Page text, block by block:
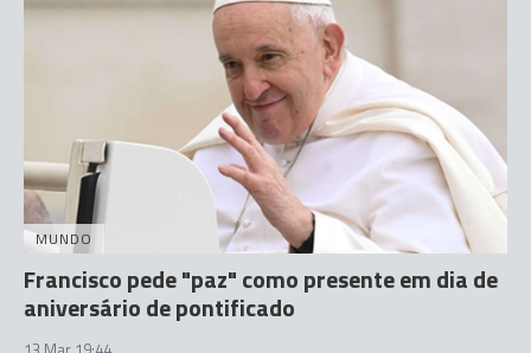
MUNDO
Francisco pede "paz" como presente em dia de
aniversário de pontificado